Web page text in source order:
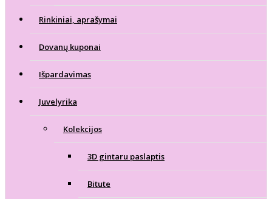
Rinkiniai, aprašymai
Dovanų kuponai
Išpardavimas
Juvelyrika
Kolekcijos
3D gintaru paslaptis
Bitute